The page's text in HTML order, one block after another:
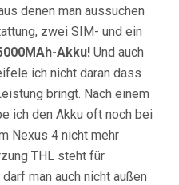
denen man aussuchen
zwei SIM- und ein
Akku! Und auch
ich nicht daran dass
bringt. Nach einem
ich den Akku oft noch bei
Nexus 4 nicht mehr
THL steht für
man auch nicht außen